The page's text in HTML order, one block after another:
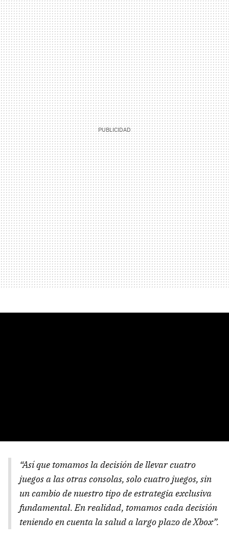
“Así que tomamos la decisión de llevar cuatro
juegos a las otras consolas, solo cuatro juegos, sin
un cambio de nuestro tipo de estrategia exclusiva
fundamental. En realidad, tomamos cada decisión
teniendo en cuenta la salud a largo plazo de Xbox”.